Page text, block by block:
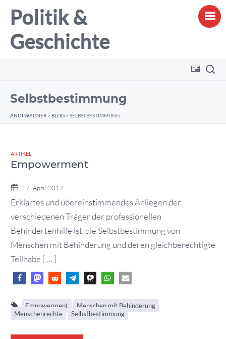
Politik &
Geschichte
Selbstbestimmung
ANDI WAGNER > BLOG > SELBSTBESTIMMUNG
ARTIKEL
Empowerment
17. April 2017
Erklärtes und übereinstimmendes Anliegen der
verschiedenen Träger der professionellen
Behindertenhilfe ist, die Selbstbestimmung von
Menschen mit Behinderung und deren gleichberechtigte
Teilhabe [ … ]
Empowerment
Menschen mit Behinderung
Menschenrechte
Selbstbestimmung